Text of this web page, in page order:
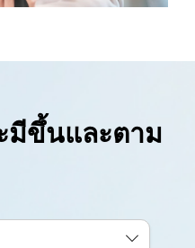
มีขึ้นและตาม